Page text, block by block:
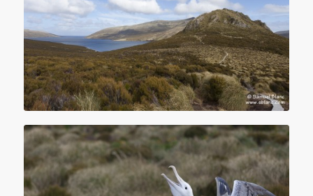
Ile Campbell